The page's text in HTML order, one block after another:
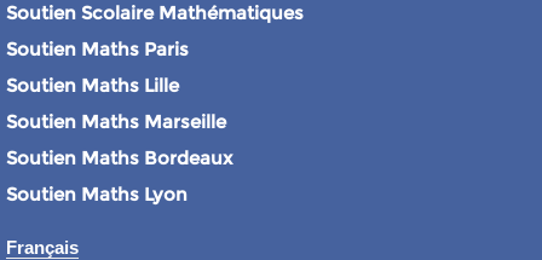
Soutien Scolaire Mathématiques
Soutien Maths Paris
Soutien Maths Lille
Soutien Maths Marseille
Soutien Maths Bordeaux
Soutien Maths Lyon
Français